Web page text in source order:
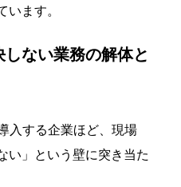
います。
ない業務の解体と
入する企業ほど、現場
い」という壁に突き当た